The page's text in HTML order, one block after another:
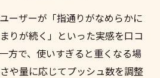
ーザーが「指通りがなめらかに
りが続く」といった実感を口コ
方で、使いすぎると重くなる場
や量に応じてプッシュ数を調整